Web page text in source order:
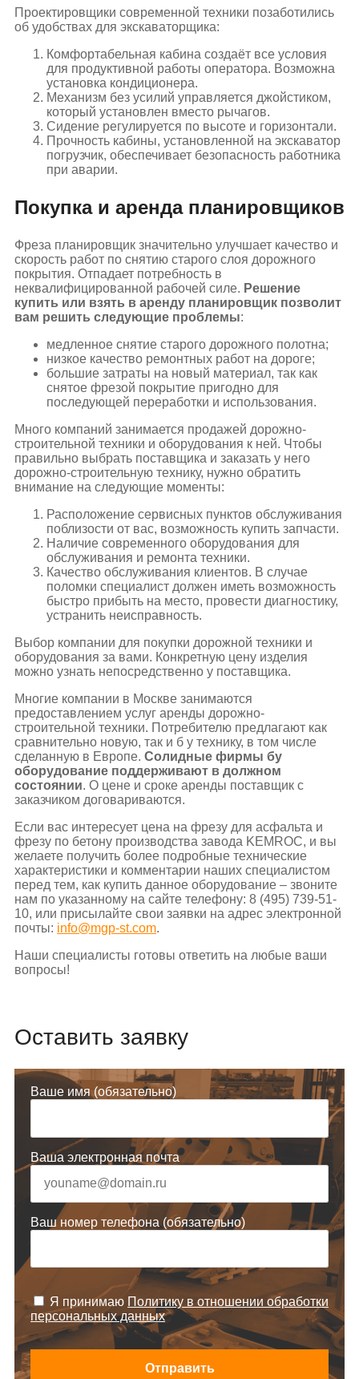
Проектировщики современной техники позаботились
об удобствах для экскаваторщика:
Комфортабельная кабина создаёт все условия
для продуктивной работы оператора. Возможна
установка кондиционера.
Механизм без усилий управляется джойстиком,
который установлен вместо рычагов.
Сидение регулируется по высоте и горизонтали.
Прочность кабины, установленной на экскаватор
погрузчик, обеспечивает безопасность работника
при аварии.
Покупка и аренда планировщиков
Фреза планировщик значительно улучшает качество и
скорость работ по снятию старого слоя дорожного
покрытия. Отпадает потребность в
неквалифицированной рабочей силе. Решение
купить или взять в аренду планировщик позволит
вам решить следующие проблемы:
медленное снятие старого дорожного полотна;
низкое качество ремонтных работ на дороге;
большие затраты на новый материал, так как
снятое фрезой покрытие пригодно для
последующей переработки и использования.
Много компаний занимается продажей дорожно-
строительной техники и оборудования к ней. Чтобы
правильно выбрать поставщика и заказать у него
дорожно-строительную технику, нужно обратить
внимание на следующие моменты:
Расположение сервисных пунктов обслуживания
поблизости от вас, возможность купить запчасти.
Наличие современного оборудования для
обслуживания и ремонта техники.
Качество обслуживания клиентов. В случае
поломки специалист должен иметь возможность
быстро прибыть на место, провести диагностику,
устранить неисправность.
Выбор компании для покупки дорожной техники и
оборудования за вами. Конкретную цену изделия
можно узнать непосредственно у поставщика.
Многие компании в Москве занимаются
предоставлением услуг аренды дорожно-
строительной техники. Потребителю предлагают как
сравнительно новую, так и б у технику, в том числе
сделанную в Европе. Солидные фирмы бу
оборудование поддерживают в должном
состоянии. О цене и сроке аренды поставщик с
заказчиком договариваются.
Если вас интересует цена на фрезу для асфальта и
фрезу по бетону производства завода KEMROC, и вы
желаете получить более подробные технические
характеристики и комментарии наших специалистом
перед тем, как купить данное оборудование – звоните
нам по указанному на сайте телефону: 8 (495) 739-51-
10, или присылайте свои заявки на адрес электронной
почты: info@mgp-st.com.
Наши специалисты готовы ответить на любые ваши
вопросы!
Оставить заявку
Ваше имя (обязательно)
Ваша электронная почта
Ваш номер телефона (обязательно)
Я принимаю Политику в отношении обработки
персональных данных
Отправить